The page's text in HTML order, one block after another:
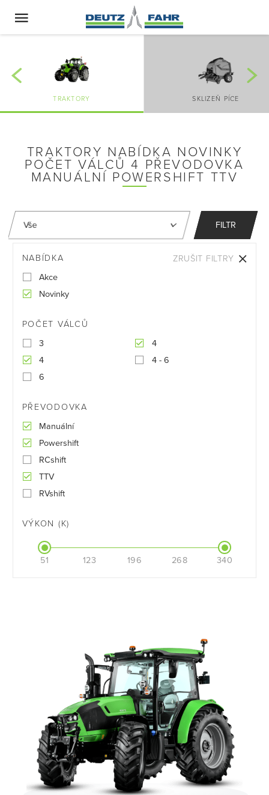
TRAKTORY SKLIZEŇ PÍCE
TRAKTORY NABÍDKA NOVINKY
POČET VÁLCŮ 4 PŘEVODOVKA
MANUÁLNÍ POWERSHIFT TTV
FILTR
NABÍDKA
Akce
Novinky
POČET VÁLCŮ
3
4
4
4 - 6
6
PŘEVODOVKA
Manuální
Powershift
RCshift
TTV
RVshift
VÝKON (K)
51 123 196 268 340
ZRUŠIT FILTRY